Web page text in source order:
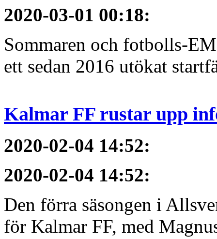
2020-03-01 00:18:
Sommaren och fotbolls-
ett sedan 2016 utökat
Kalmar FF rustar upp
2020-02-04 14:52:
2020-02-04 14:52:
Den förra säsongen i
för Kalmar FF, med